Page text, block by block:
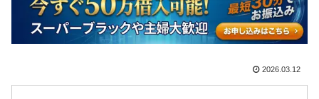
2026.03.12